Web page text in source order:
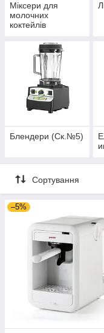
Міксери для
молочних
коктейлів
Блендери (Ск.№5)
Сортування
–5%